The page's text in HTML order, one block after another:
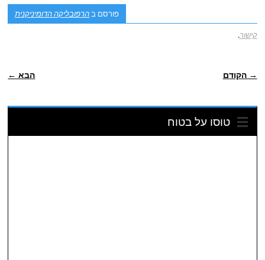
פורסם בהרפובליקה הדומיניקנית
קישור.
→ הקודם הבא ←
טוסו על בטוח